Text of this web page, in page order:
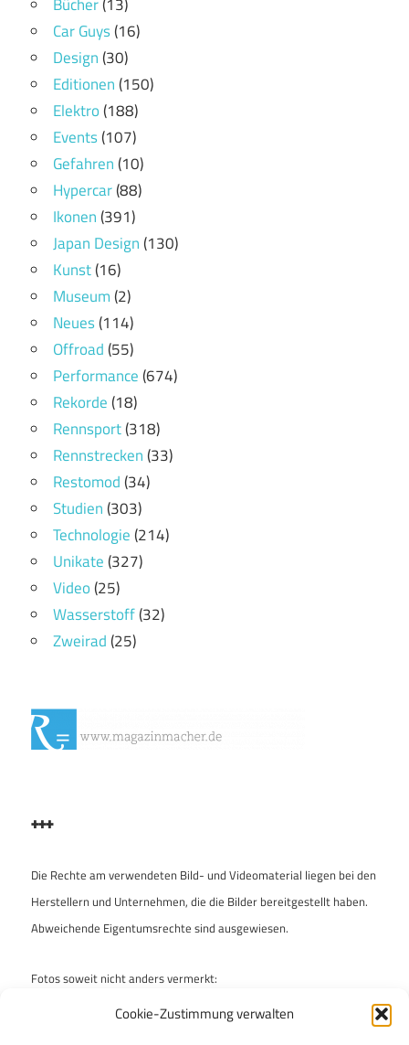
Cookie-Zustimmung verwalten
Car Guys(16)
Design(30)
Editionen(150)
Elektro(188)
Events(107)
Gefahren(10)
Hypercar(88)
Ikonen(391)
Japan Design(130)
Kunst(16)
Museum(2)
Neues(114)
Offroad(55)
Performance(674)
Rekorde(18)
Rennsport(318)
Rennstrecken(33)
Restomod(34)
Studien(303)
Technologie(214)
Unikate(327)
Video(25)
Wasserstoff(32)
Zweirad(25)
+++
Die Rechte am verwendeten Bild- und Videomaterial liegen bei den
Herstellern und Unternehmen, die die Bilder bereitgestellt haben.
Abweichende Eigentumsrechte sind ausgewiesen.
Fotos soweit nicht anders vermerkt:
Archiv „enzo & ferdinand“